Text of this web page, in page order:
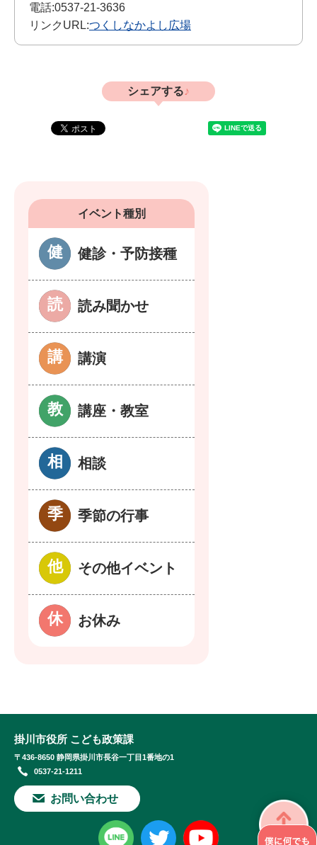
電話:0537-21-3636
リンクURL:つくしなかよし広場
シェアする
イベント種別
健診・予防接種
読み聞かせ
講演
講座・教室
相談
季節の行事
その他イベント
お休み
掛川市役所 こども政策課
〒436-8650 静岡県掛川市長谷一丁目1番地の1
0537-21-1211
お問い合わせ